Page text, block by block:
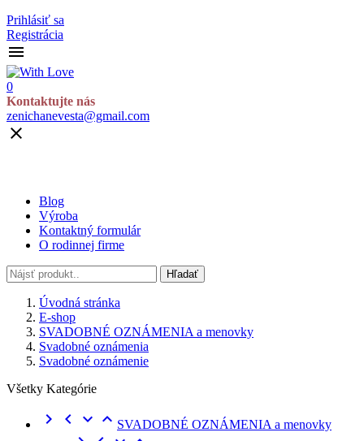
Prihlásiť sa
Registrácia

0
Kontaktujte nás
zenichanevesta@gmail.com

Blog
Výroba
Kontaktný formulár
O rodinnej firme
Hľadať
Úvodná stránka
E-shop
SVADOBNÉ OZNÁMENIA a menovky
Svadobné oznámenia
Svadobné oznámenie
Všetky Kategórie
    SVADOBNÉ OZNÁMENIA a menovky